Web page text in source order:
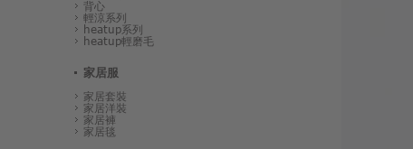
背心
輕涼系列
heatup系列
heatup輕磨毛
家居服
家居套裝
家居洋裝
家居褲
家居毯